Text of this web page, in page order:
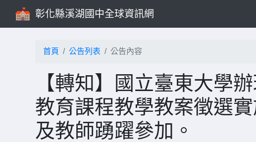
彰化縣溪湖國中全球資訊網
首頁 公告列表 公告內容
【轉知】國立臺東大學
教育課程教學教案徵選
及教師踴躍參加。